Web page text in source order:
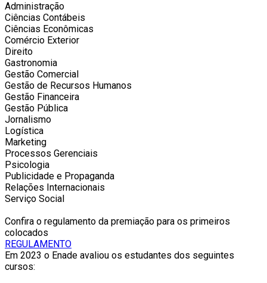
Administração
Ciências Contábeis
Ciências Econômicas
Comércio Exterior
Direito
Gastronomia
Gestão Comercial
Gestão de Recursos Humanos
Gestão Financeira
Gestão Pública
Jornalismo
Logística
Marketing
Processos Gerenciais
Psicologia
Publicidade e Propaganda
Relações Internacionais
Serviço Social
Confira o regulamento da premiação para os primeiros
colocados
REGULAMENTO
Em 2023 o Enade avaliou os estudantes dos seguintes
cursos: